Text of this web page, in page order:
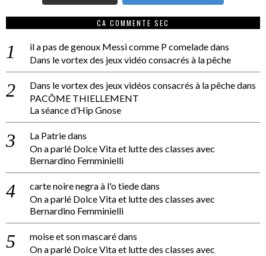
CA COMMENTE SEC
il a pas de genoux Messi comme P comeladedans
Dans le vortex des jeux vidéo consacrés à la pêche
Dans le vortex des jeux vidéos consacrés à la pêchedans
PACÔME THIELLEMENT
La séance d’Hip Gnose
La Patriedans
On a parlé Dolce Vita et lutte des classes avec
Bernardino Femminielli
carte noire negra à l'o tiededans
On a parlé Dolce Vita et lutte des classes avec
Bernardino Femminielli
moise et son mascarédans
On a parlé Dolce Vita et lutte des classes avec